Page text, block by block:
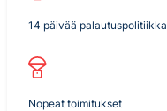
14 päivää palautuspolitiikka
Nopeat toimitukset